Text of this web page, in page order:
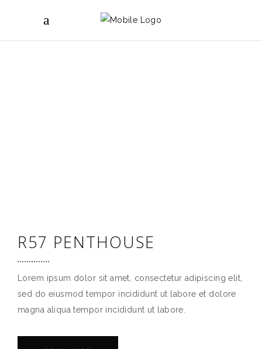
R57 PENTHOUSE
Lorem ipsum dolor sit amet, consectetur adipiscing elit,
sed do eiusmod tempor incididunt ut labore et dolore
magna aliqua tempor incididunt ut labore.